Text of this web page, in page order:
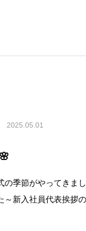
2025.05.01
の季節がやってきま
～新入社員代表挨拶